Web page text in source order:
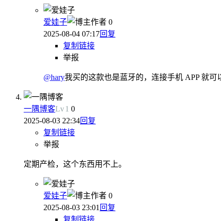
爱娃子 作者 0
2025-08-04 07:17回复
复制链接
举报
@hary我买的这款也是蓝牙的，连接手机 APP 就可
一隅博客Lv1 0
2025-08-03 22:34回复
复制链接
举报
定期产检，这个东西用不上。
爱娃子 作者 0
2025-08-03 23:01 回复
复制链接